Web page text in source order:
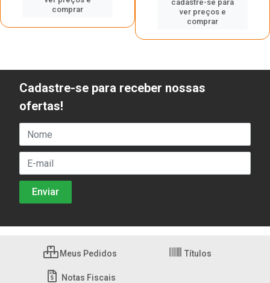
comprar
cadastre-se para
ver preços e
comprar
Cadastre-se para receber nossas
ofertas!
Meus Pedidos Títulos
Notas Fiscais